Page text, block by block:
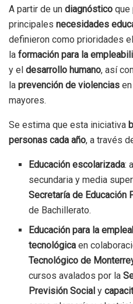
A partir de un diagnóstico que
principales necesidades
definieron como prioridades
la formación para la
y el desarrollo humano, así
la prevención de violencias
mayores.
Se estima que esta iniciativa
personas cada año, a través
Educación escolarizada:
secundaria y media
Secretaría de Educación
de Bachillerato.
Educación para la
tecnológica en
Tecnológico de
cursos avalados por la
Previsión Social y